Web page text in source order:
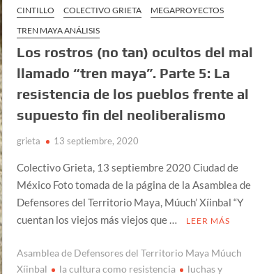
CINTILLO COLECTIVO GRIETA
MEGAPROYECTOS
TREN MAYA ANÁLISIS
Los rostros (no tan) ocultos del mal
llamado “tren maya”. Parte 5: La
resistencia de los pueblos frente al
supuesto fin del neoliberalismo
grieta 13 septiembre, 2020
Colectivo Grieta, 13 septiembre 2020 Ciudad de
México Foto tomada de la página de la Asamblea de
Defensores del Territorio Maya, Múuch’ Xíinbal “Y
cuentan los viejos más viejos que …
LEER MÁS
Asamblea de Defensores del Territorio Maya Múuch
Xíinbal
la cultura como resistencia
luchas y